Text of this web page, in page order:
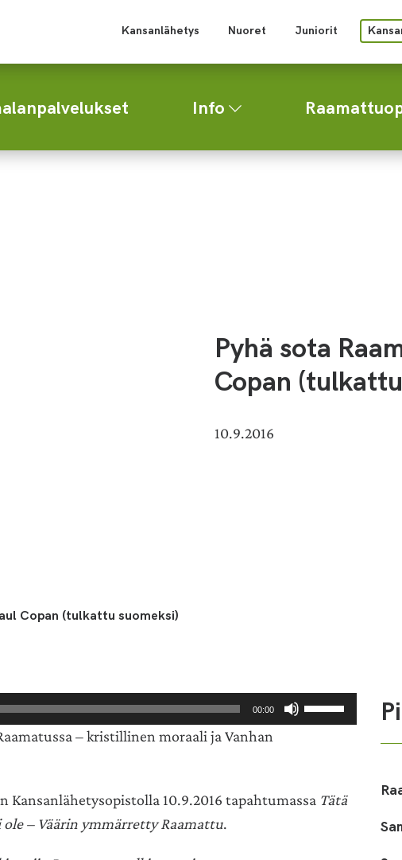
Kansanlähetys Nuoret Juniorit
Info
Pyhä sota
Copan
10.9.2016
Copan (tulkattu suomeksi)
00:00
Nuolinäppäimillä
– kristillinen moraali ja Vanhan
10.9.2016 tapahtumassa Tätä
– Väärin ymmärretty Raamattu.